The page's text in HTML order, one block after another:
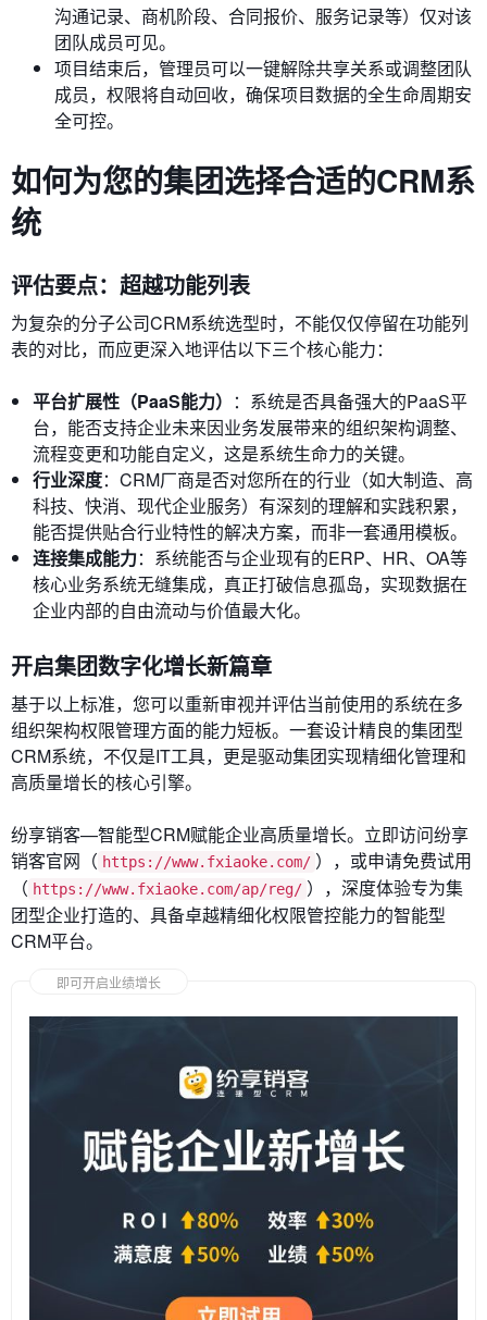
沟通记录、商机阶段、合同报价、服务记录等）仅对该
团队成员可见。
项目结束后，管理员可以一键解除共享关系或调整团队
成员，权限将自动回收，确保项目数据的全生命周期安
全可控。
如何为您的集团选择合适的CRM系
统
评估要点：超越功能列表
为复杂的分子公司CRM系统选型时，不能仅仅停留在功能列
表的对比，而应更深入地评估以下三个核心能力：
平台扩展性（PaaS能力） ：系统是否具备强大的PaaS平
台，能否支持企业未来因业务发展带来的组织架构调整、
流程变更和功能自定义，这是系统生命力的关键。
行业深度：CRM厂商是否对您所在的行业（如大制造、高
科技、快消、现代企业服务）有深刻的理解和实践积累，
能否提供贴合行业特性的解决方案，而非一套通用模板。
连接集成能力：系统能否与企业现有的ERP、HR、OA等
核心业务系统无缝集成，真正打破信息孤岛，实现数据在
企业内部的自由流动与价值最大化。
开启集团数字化增长新篇章
基于以上标准，您可以重新审视并评估当前使用的系统在多
组织架构权限管理方面的能力短板。一套设计精良的集团型
CRM系统，不仅是IT工具，更是驱动集团实现精细化管理和
高质量增长的核心引擎。
纷享销客—智能型CRM赋能企业高质量增长。立即访问纷享
销客官网（ https://www.fxiaoke.com/ ），或申请免费试用
（ https://www.fxiaoke.com/ap/reg/ ），深度体验专为集
团型企业打造的、具备卓越精细化权限管控能力的智能型
CRM平台。
即可开启业绩增长